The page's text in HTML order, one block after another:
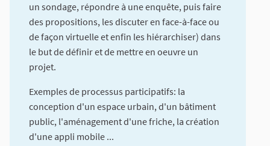
un sondage, répondre à une enquête, puis faire
des propositions, les discuter en face-à-face ou
de façon virtuelle et enfin les hiérarchiser) dans
le but de définir et de mettre en oeuvre un
projet.
Exemples de processus participatifs: la
conception d'un espace urbain, d'un bâtiment
public, l'aménagement d'une friche, la création
d'une appli mobile ...